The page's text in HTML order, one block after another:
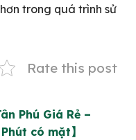
trong quá trình sử
Rate this post
Phú Giá Rẻ –
có mặt】